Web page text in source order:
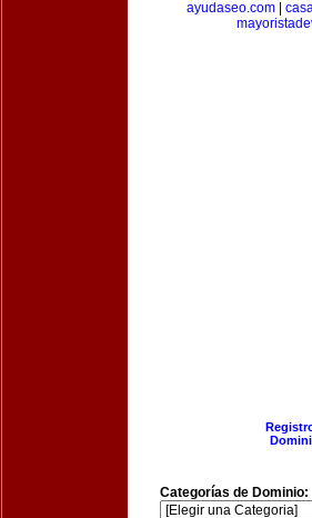
ayudaseo.com
Categorías de Dominio: